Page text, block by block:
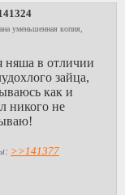
уменьшенная копия,
няша в отличии
зайца,
как и
никого не
>>141377